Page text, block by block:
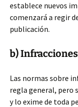
establece nuevos
comenzará a regir
publicación.
b)
Las normas sobre
regla general, pero
y lo exime de toda